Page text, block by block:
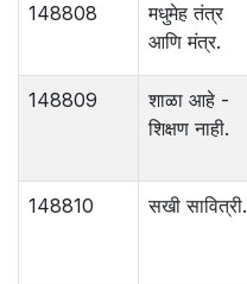
148808
मधुमेह तंत्र
आणि मंत्र.
148809
शाळा आहे -
शिक्षण नाही.
148810 सखी सावित्री.